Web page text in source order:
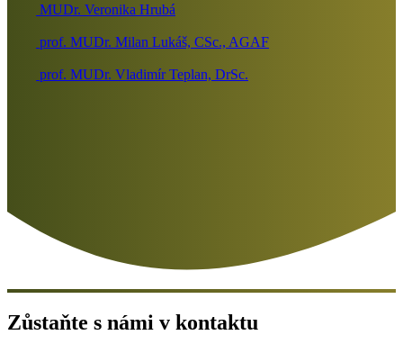
MUDr. Veronika Hrubá
prof. MUDr. Milan Lukáš, CSc., AGAF
prof. MUDr. Vladimír Teplan, DrSc.
Zůstaňte s námi v kontaktu